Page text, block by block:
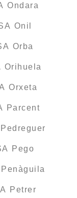
Ondara
Onil
Orba
Orihuela
Orxeta
Parcent
Pego
Petrer